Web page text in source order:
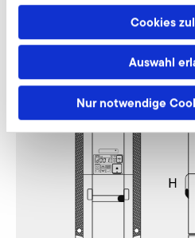
Cookies
Auswahl
Nur notwendige
Omron MX2 (EMV-